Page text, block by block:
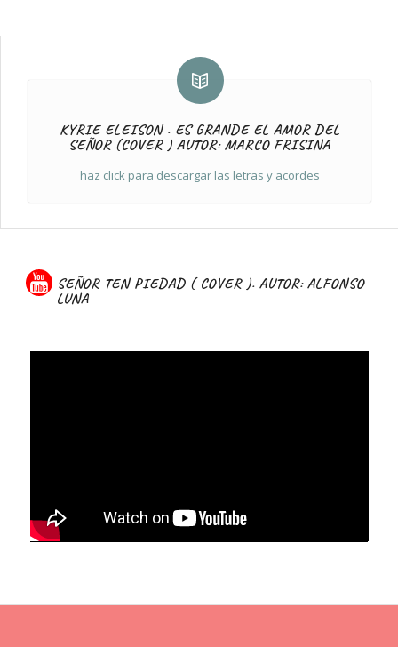
KYRIE ELEISON . ES GRANDE EL AMOR DEL
SEÑOR (COVER ) AUTOR: MARCO FRISINA
haz click para descargar las letras y acordes
SEÑOR TEN PIEDAD ( COVER ). AUTOR: ALFONSO
LUNA